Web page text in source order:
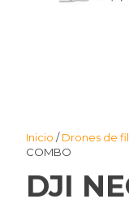
Inicio /Drones de
COMBO
DJI